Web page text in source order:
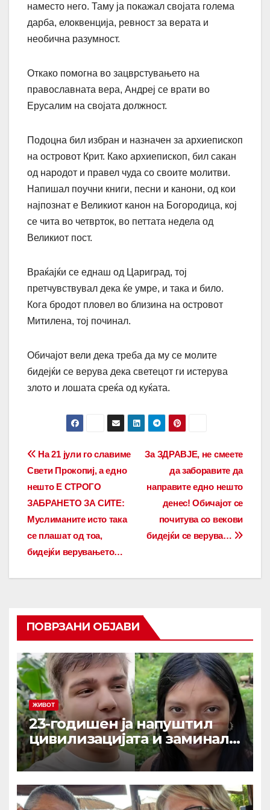
наместо него. Таму ја покажал својата голема
дарба, елоквенција, ревност за верата и
необична разумност.
Откако помогна во зацврстувањето на
православната вера, Андреј се врати во
Ерусалим на својата должност.
Подоцна бил избран и назначен за архиепископ
на островот Крит. Како архиепископ, бил сакан
од народот и правел чуда со своите молитви.
Напишал поучни книги, песни и канони, од кои
најпознат е Великиот канон на Богородица, кој
се чита во четврток, во петтата недела од
Великиот пост.
Враќајќи се еднаш од Цариград, тој
претчувствувал дека ќе умре, и така и било.
Кога бродот пловел во близина на островот
Митилена, тој починал.
Обичајот вели дека треба да му се молите
бидејќи се верува дека светецот ги истерува
злото и лошата среќа од куќата.
Post
navigation
За ЗДРАВЈЕ, не смеете
да заборавите да
направите едно нешто
денес! Обичајот се
почитува со векови
бидејќи се верува…
На 21 јули го славиме
Свети Прокопиј, а едно
нешто Е СТРОГО
ЗАБРАНЕТО ЗА СИТЕ:
Муслиманите исто така
се плашат од тоа,
бидејќи верувањето…
ПОВРЗАНИ ОБЈАВИ
ЖИВОТ
23-годишен ја напуштил
цивилизацијата и заминал
да живее со изолирано
племе во амазонската
прашума: Направил кобна
грешка и опасно им се